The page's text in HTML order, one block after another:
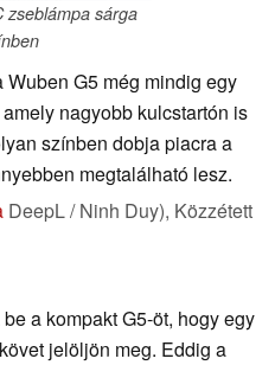
zseblámpa sárga
G5 még mindig egy
nagyobb kulcstartón is
színben dobja piacra a
megtalálható lesz.
DeepL / Ninh Duy), Közzétett
a kompakt G5-öt, hogy egy
jelöljön meg. Eddig a